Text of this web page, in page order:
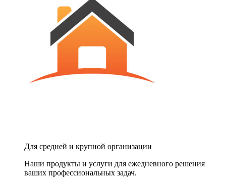
Для средней и крупной организации
Наши продукты и услуги для ежедневного решения
ваших профессиональных задач.